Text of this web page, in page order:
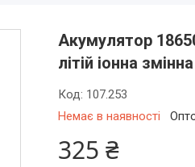
Акумулятор
літій іонна
Немає в наявності
Код: 107.253
325 ₴